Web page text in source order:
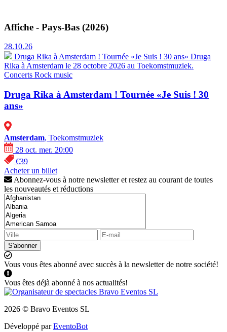
Affiche - Pays-Bas (2026)
28.10.26
Druga Rika à Amsterdam ! Tournée «Je Suis ! 30 ans» Druga
Rika à Amsterdam le 28 octobre 2026 au Toekomstmuziek.
Concerts Rock music
Druga Rika à Amsterdam ! Tournée «Je Suis ! 30
ans»
Amsterdam, Toekomstmuziek
28 oct. mer. 20:00
€39
Acheter un billet
Abonnez-vous à notre newsletter et restez au courant de toutes
les nouveautés et réductions
S'abonner
Vous vous êtes abonné avec succès à la newsletter de notre société!
Vous êtes déjà abonné à nos actualités!
2026 © Bravo Eventos SL
Développé parEventoBot